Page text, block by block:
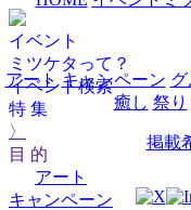
イベント
ミツケタって？
イベント検索
特 集
〉
目 的
アート
キャンペーン
アート キャンペーン グ
癒し 祭り
掲載